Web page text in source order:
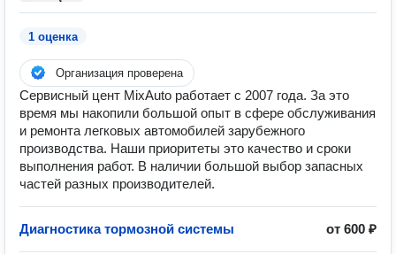
1 оценка
Организация проверена
Сервисный цент MixAuto работает с 2007 года. За это
время мы накопили большой опыт в сфере обслуживания
и ремонта легковых автомобилей зарубежного
производства. Наши приоритеты это качество и сроки
выполнения работ. В наличии большой выбор запасных
частей разных производителей.
Диагностика тормозной системы от 600 ₽